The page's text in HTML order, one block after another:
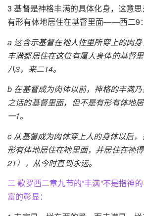
3 基督是神格丰满的具体化身，这意
有形有体地居住在基督里面——西二9：
a 这含示基督在祂人性里所穿上的肉
丰满都居住在这位有属人身体的基
八3，来二14。
b 在基督成为肉体以前，神格的丰满
之话的基督里面，但不是有形有体
一1。
c 从基督成为肉体穿上人的身体以后
形有体地居住在祂里面，并居住在祂
21），从今时直到永远。
二 歌罗西二章九节的“丰满”不是指神
富的彰显：